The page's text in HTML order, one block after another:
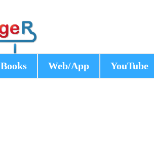
Books Web/App YouTube